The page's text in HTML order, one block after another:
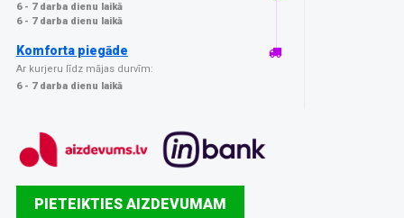
6 - 7 darba dienu laikā
6 - 7 darba dienu laikā
Komforta piegāde
Ar kurjeru līdz mājas durvīm:
6 - 7 darba dienu laikā
PIETEIKTIES AIZDEVUMAM